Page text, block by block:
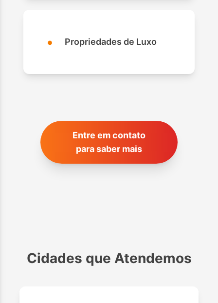
• Propriedades de Luxo
Entre em contato
para saber mais
Cidades que Atendemos